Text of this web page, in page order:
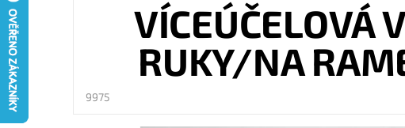
VÍCEÚČELOVÁ
RUKY/NA
9975